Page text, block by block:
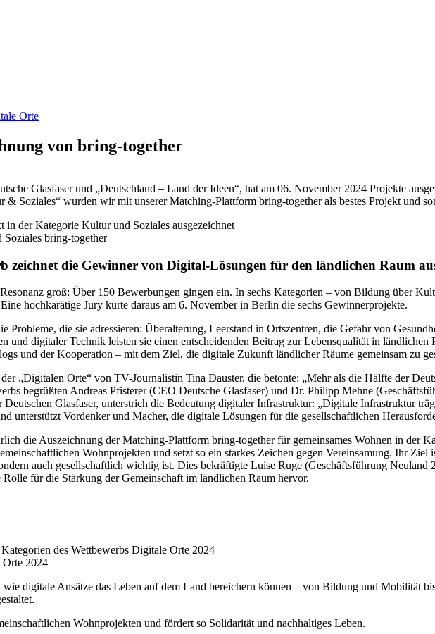
Orte
von bring-together
Glasfaser und „Deutschland – Land der Ideen“, hat am 06. November 2024 Projekte
Soziales“ wurden wir mit unserer Matching-Plattform bring-together als bestes Projekt und
bring-together
zeichnet die Gewinner von Digital-Lösungen für den ländlichen Raum
groß: Über 150 Bewerbungen gingen ein. In sechs Kategorien – von Bildung über
hochkarätige Jury kürte daraus am 6. November in Berlin die sechs Gewinnerprojekte.
Probleme, die sie adressieren: Überalterung, Leerstand in Ortszentren, die Gefahr von
und digitaler Technik leisten sie einen entscheidenden Beitrag zur Lebensqualität in
und der Kooperation – mit dem Ziel, die digitale Zukunft ländlicher Räume gemeinsam zu
„Digitalen Orte“ von TV-Journalistin Tina Dauster, die betonte: „Mehr als die Hälfte der
begrüßten Andreas Pfisterer (CEO Deutsche Glasfaser) und Dr. Philipp Mehne
Deutschen Glasfaser, unterstrich die Bedeutung digitaler Infrastruktur: „Digitale Infrastruktur
unterstützt Vordenker und Macher, die digitale Lösungen für die gesellschaftlichen
die Auszeichnung der Matching-Plattform bring-together für gemeinsames Wohnen in der
Wohnprojekten und setzt so ein starkes Zeichen gegen Vereinsamung. Ihr Ziel
auch gesellschaftlich wichtig ist. Dies bekräftigte Luise Ruge (Geschäftsführung
für die Stärkung der Gemeinschaft im ländlichen Raum hervor.
2024
digitale Ansätze das Leben auf dem Land bereichern können – von Bildung und Mobilität
Wohnprojekten und fördert so Solidarität und nachhaltiges Leben.